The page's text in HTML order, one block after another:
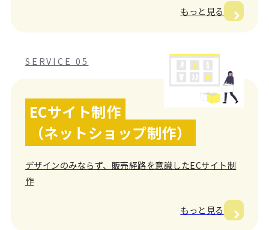
もっと見る
SERVICE 05
ECサイト制作
（ネットショップ制作）
デザインのみならず、販売経路を意識したECサイト制
作
もっと見る